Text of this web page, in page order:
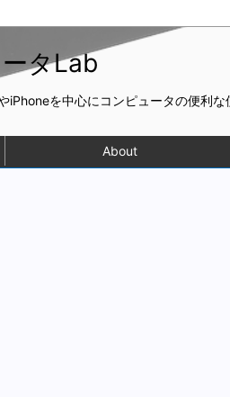
タLab
iPhoneを中心にコンピュータの便利
About